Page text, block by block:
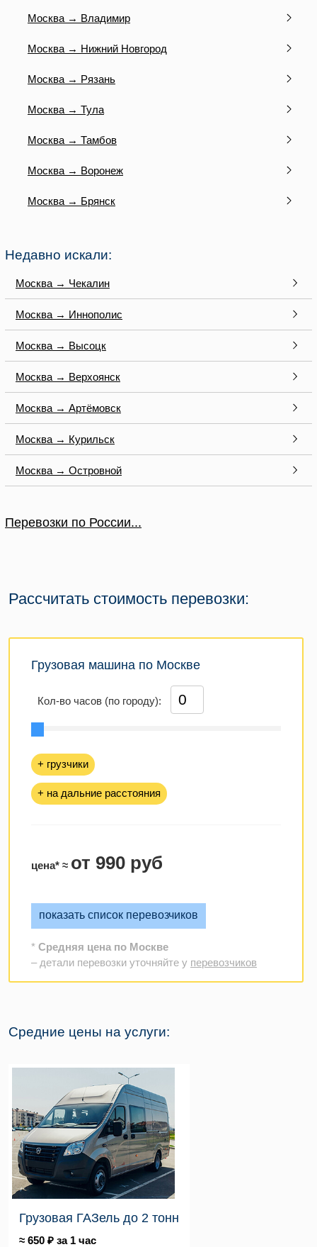
Москва → Владимир
Москва → Нижний Новгород
Москва → Рязань
Москва → Тула
Москва → Тамбов
Москва → Воронеж
Москва → Брянск
Недавно искали:
Москва → Чекалин
Москва → Иннополис
Москва → Высоцк
Москва → Верхоянск
Москва → Артёмовск
Москва → Курильск
Москва → Островной
Перевозки по России...
Рассчитать стоимость перевозки:
Грузовая машина по Москве
Кол-во часов (по городу):
+ грузчики
+ на дальние расстояния
цена* ≈ от 990 руб
показать список перевозчиков
* Средняя цена по Москве
– детали перевозки уточняйте у перевозчиков
Средние цены на услуги:
Грузовая ГАЗель до 2 тонн
≈ 650 ₽ за 1 час